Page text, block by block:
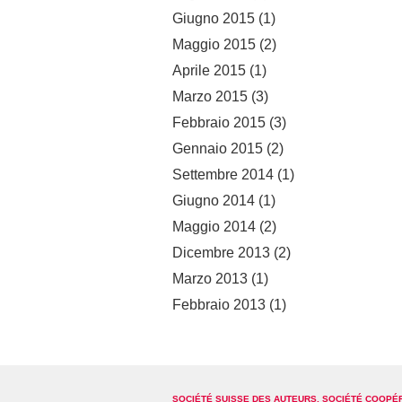
Giugno 2015 (1)
Maggio 2015 (2)
Aprile 2015 (1)
Marzo 2015 (3)
Febbraio 2015 (3)
Gennaio 2015 (2)
Settembre 2014 (1)
Giugno 2014 (1)
Maggio 2014 (2)
Dicembre 2013 (2)
Marzo 2013 (1)
Febbraio 2013 (1)
SOCIÉTÉ SUISSE DES AUTEURS, SOCIÉTÉ